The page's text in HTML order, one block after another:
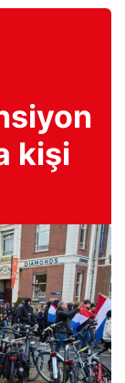
kişi